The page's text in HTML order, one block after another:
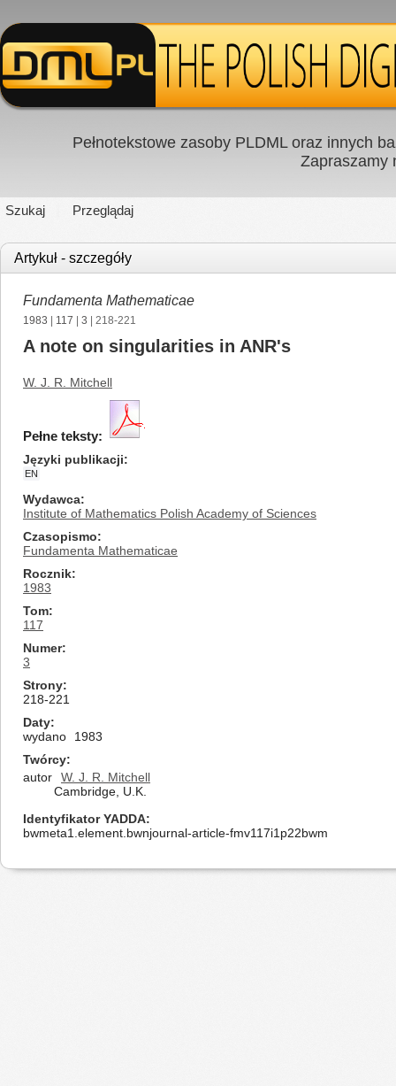
Pełnotekstowe zasoby PLDML oraz innych
Zapraszamy
Szukaj Przeglądaj
Artykuł - szczegóły
Fundamenta Mathematicae
1983 117 3 | 218-221
A note on singularities in ANR's
W. J. R. Mitchell
Pełne teksty:
Języki publikacji
EN
Wydawca
Institute of Mathematics Polish Academy of Sciences
Czasopismo
Fundamenta Mathematicae
Rocznik
1983
Tom
117
Numer
3
Strony
218-221
Daty
wydano
1983
Twórcy
autor
W. J. R. Mitchell
Cambridge, U.K.
Identyfikator YADDA
bwmeta1.element.bwnjournal-article-fmv117i1p22bwm